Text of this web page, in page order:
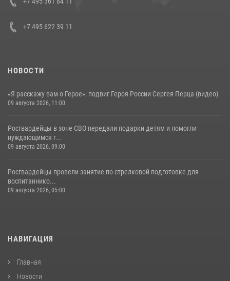
+7 495 622 39 11
НОВОСТИ
«Я расскажу вам о Герое»: подвиг Героя России Сергея Перца (видео)
09 августа 2026, 11:00
Росгвардейцы в зоне СВО передали подарки детям и помогли
нуждающимся г...
09 августа 2026, 09:00
Росгвардейцы провели занятие по стрелковой подготовке для
воспитаннико...
09 августа 2026, 05:00
НАВИГАЦИЯ
Главная
Новости